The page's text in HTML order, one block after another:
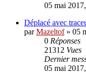
05 mai
Déplacé avec
parMazeltof» 05
0 Réponses
21312 Vues
Dernier
05 mai